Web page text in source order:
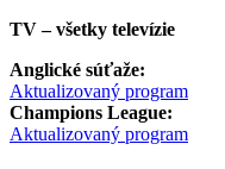
TV – všetky televízie
Anglické súťaže:
Aktualizovaný program
Champions League:
Aktualizovaný program